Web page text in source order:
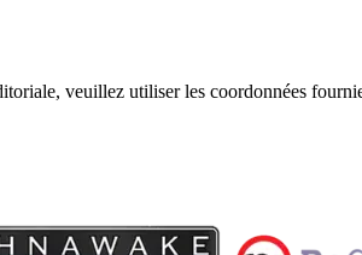
veuillez utiliser les coordonnées